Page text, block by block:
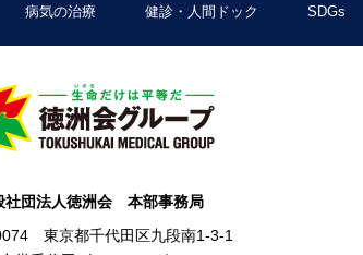
病気の治療 健診・人間ドック SDGs
社団法人徳洲会 本部事務局
東京都千代田区九段南1-3-1